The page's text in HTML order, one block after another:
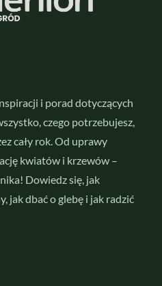
i porad dotyczących
czego potrzebujesz,
cały rok. Od uprawy
kwiatów i krzewów –
Dowiedz się, jak
jak dbać o glebę i jak radzić